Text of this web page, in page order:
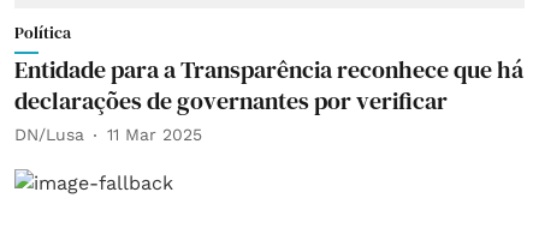
Política
Entidade para a Transparência reconhece que há
declarações de governantes por verificar
DN/Lusa 11 Mar 2025